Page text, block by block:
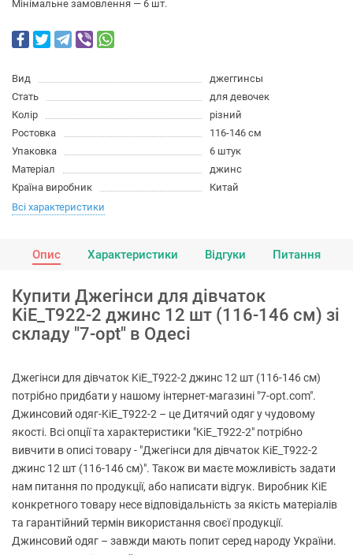
Мінімальне замовлення — 6 шт.
Вид
джеггинсы
Стать
для девочек
Колір
різний
Ростовка
116-146 см
Упаковка
6 штук
Матеріал
джинс
Країна виробник
Китай
Всі характеристики
Опис Характеристики Відгуки Питання
Купити Джегінси для дівчаток
KiE_T922-2 джинс 12 шт (116-146 см) зі
складу "7-opt" в Одесі
Джегінси для дівчаток KiE_T922-2 джинс 12 шт (116-146 см)
потрібно придбати у нашому інтернет-магазині "7-opt.com".
Джинсовий одяг-KiE_T922-2 – це Дитячий одяг у чудовому
якості. Всі опції та характеристики "KiE_T922-2" потрібно
вивчити в описі товару - "Джегінси для дівчаток KiE_T922-2
джинс 12 шт (116-146 см)". Також ви маєте можливість задати
нам питання по продукції, або написати відгук. Виробник KiE
конкретного товару несе відповідальність за якість матеріалів
та гарантійний термін використання своєї продукції.
Джинсовий одяг – завжди мають попит серед народу України.